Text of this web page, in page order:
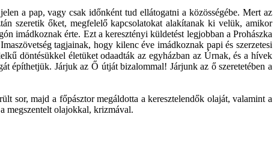
a pap, vagy csak időnként tud ellátogatni a közösségébe. Mert az
szeretik őket, megfelelő kapcsolatokat alakítanak ki velük, amikor
imádkoznak érte. Ezt a keresztényi küldetést legjobban a Prohászka
tagjainak, hogy kilenc éve imádkoznak papi és szerzetesi
döntésükkel életüket odaadták az egyházban az Úrnak, és a hívek
építhetjük. Járjuk az Ő útját bizalommal! Járjunk az ő szeretetében a
sor, majd a főpásztor megáldotta a keresztelendők olaját, valamint a
megszentelt olajokkal, krizmával.